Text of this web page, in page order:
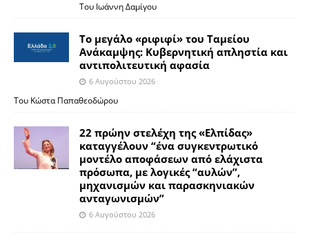
Του Ιωάννη Δαμίγου
Το μεγάλο «ριφιφί» του Ταμείου
Ανάκαμψης: Κυβερνητική απληστία και
αντιπολιτευτική αφασία
6 Αυγούστου 2026
Του Κώστα Παπαθεοδώρου
22 πρώην στελέχη της «Ελπίδας»
καταγγέλουν “ένα συγκεντρωτικό
μοντέλο αποφάσεων από ελάχιστα
πρόσωπα, με λογικές “αυλών”,
μηχανισμών και παρασκηνιακών
ανταγωνισμών”
6 Αυγούστου 2026